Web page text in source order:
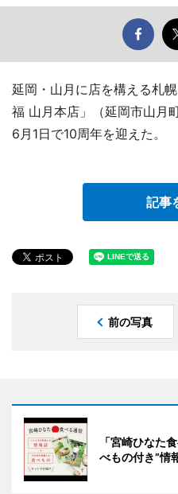
延岡・山月に店を構える札
福 山月本店」（延岡市山
6月1日で10周年を迎えた。
記事
前の写真
「宮崎ひなた
べもの付き”情